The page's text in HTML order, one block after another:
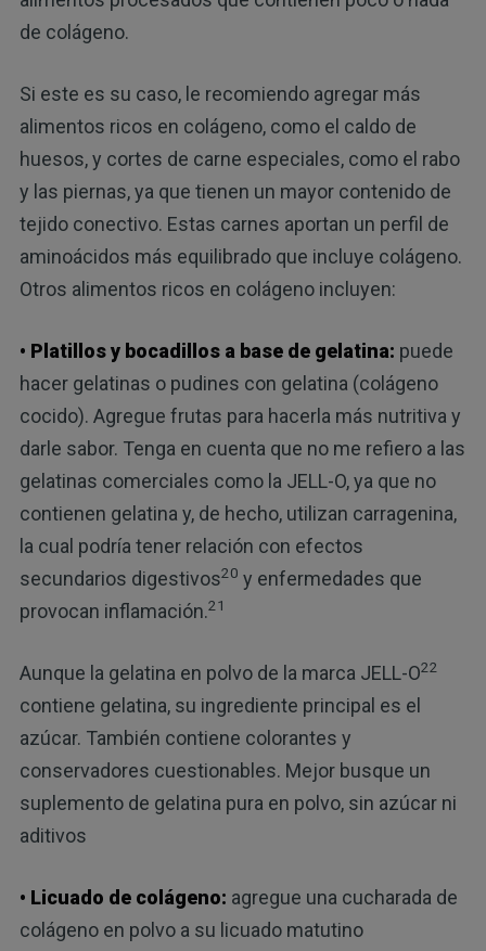
de colágeno.
Si este es su caso, le recomiendo agregar más
alimentos ricos en colágeno, como el caldo de
huesos, y cortes de carne especiales, como el rabo
y las piernas, ya que tienen un mayor contenido de
tejido conectivo. Estas carnes aportan un perfil de
aminoácidos más equilibrado que incluye colágeno.
Otros alimentos ricos en colágeno incluyen:
• Platillos y bocadillos a base de gelatina: puede
hacer gelatinas o pudines con gelatina (colágeno
cocido). Agregue frutas para hacerla más nutritiva y
darle sabor. Tenga en cuenta que no me refiero a las
gelatinas comerciales como la JELL-O, ya que no
contienen gelatina y, de hecho, utilizan carragenina,
la cual podría tener relación con efectos
secundarios digestivos20 y enfermedades que
provocan inflamación.21
Aunque la gelatina en polvo de la marca JELL-O22
contiene gelatina, su ingrediente principal es el
azúcar. También contiene colorantes y
conservadores cuestionables. Mejor busque un
suplemento de gelatina pura en polvo, sin azúcar ni
aditivos
• Licuado de colágeno: agregue una cucharada de
colágeno en polvo a su licuado matutino